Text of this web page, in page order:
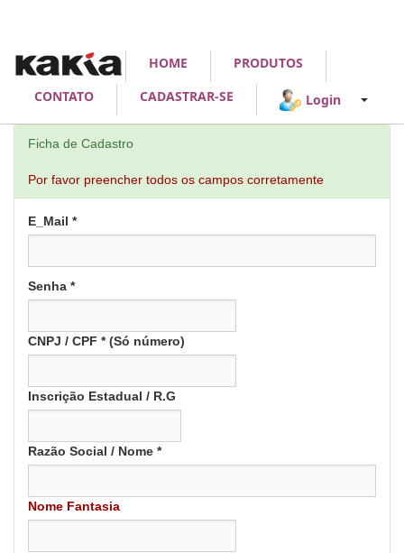
HOME
PRODUTOS
CONTATO
CADASTRAR-SE Login
Ficha de Cadastro
Por favor preencher todos os campos corretamente
E_Mail *
Senha *
CNPJ / CPF * (Só número)
Inscrição Estadual / R.G
Razão Social / Nome *
Nome Fantasia